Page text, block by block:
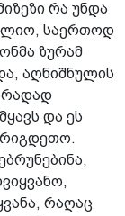
რა უნდა
საერთოდ
ზურამ
აღნიშნულის
და ეს
რაღაც